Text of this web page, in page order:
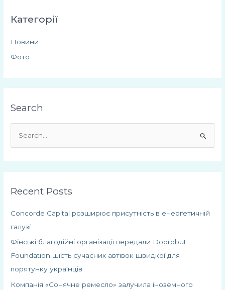
Категорії
Новини
Фото
Search
т
Recent Posts
Concorde Capital розширює присутність в енергетичній
галузі
Фінські благодійні організації передали Dobrobut
Foundation шість сучасних автівок швидкої для
порятунку українців
Компанія «Сонячне ремесло» залучила іноземного